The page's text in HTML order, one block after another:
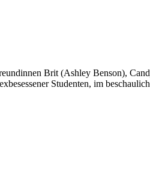
Brit (Ashley Benson),
Studenten, im